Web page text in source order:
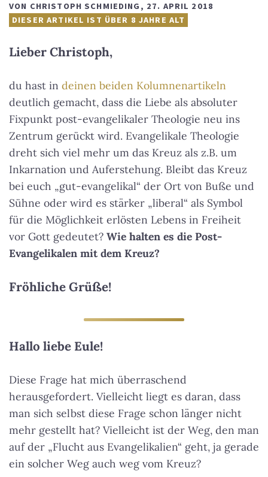
VON CHRISTOPH SCHMIEDING , 27. APRIL 2018
DIESER ARTIKEL IST ÜBER 8 JAHRE ALT
Lieber Christoph,
du hast in deinen beiden Kolumnenartikeln
deutlich gemacht, dass die Liebe als absoluter
Fixpunkt post-evangelikaler Theologie neu ins
Zentrum gerückt wird. Evangelikale Theologie
dreht sich viel mehr um das Kreuz als z.B. um
Inkarnation und Auferstehung. Bleibt das Kreuz
bei euch „gut-evangelikal“ der Ort von Buße und
Sühne oder wird es stärker „liberal“ als Symbol
für die Möglichkeit erlösten Lebens in Freiheit
vor Gott gedeutet? Wie halten es die Post-
Evangelikalen mit dem Kreuz?
Fröhliche Grüße!
Hallo liebe Eule!
Diese Frage hat mich überraschend
herausgefordert. Vielleicht liegt es daran, dass
man sich selbst diese Frage schon länger nicht
mehr gestellt hat? Vielleicht ist der Weg, den man
auf der „Flucht aus Evangelikalien“ geht, ja gerade
ein solcher Weg auch weg vom Kreuz?